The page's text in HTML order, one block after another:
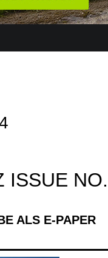
ISSUE
ALS E-PAPER